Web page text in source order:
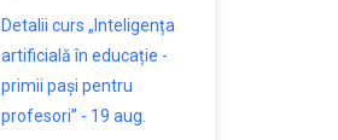
Detalii curs „Inteligența
artificială în educație -
primii pași pentru
profesori” - 19 aug.